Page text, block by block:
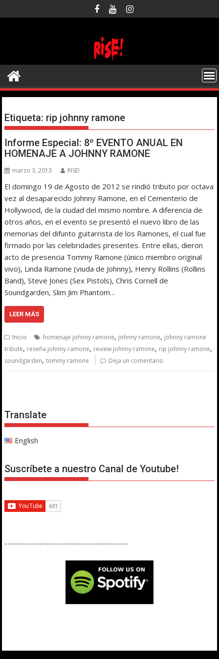
al
Etiqueta: rip johnny ramone
Informe Especial: 8º EVENTO ANUAL EN
HOMENAJE A JOHNNY RAMONE
marzo 3, 2013 RISE!
El domingo 19 de Agosto de 2012 se rindió tributo por octava
vez al desaparecido Johnny Ramone, en el Cementerio de
Hollywood, de la ciudad del mismo nombre. A diferencia de
otros años, en el evento se presentó el nuevo libro de las
memorias del difunto guitarrista de los Ramones, el cual fue
firmado por las celebridades presentes. Entre ellas, dieron
acto de presencia Tommy Ramone (único miembro original
vivo), Linda Ramone (viuda de Johnny), Henry Rollins (Rollins
Band), Steve Jones (Sex Pistols), Chris Cornell de
Soundgarden, Slim Jim Phantom…
LEER MÁS
Inicio homenaje johnny ramone, johnny ramone, johnny ramone
tribute, reseña johnny ramone, review johnny ramone, rip johnny ramone,
soundgarden,tommy ramone Deja un comentario
Translate
English
Suscríbete a nuestro Canal de Youtube!
------------------------------------------